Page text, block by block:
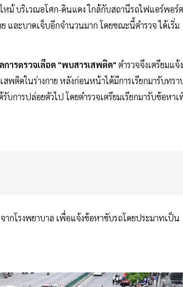
บริเวณอโศก-ดินแดง ใกล้กับสถานีรถไฟแอร์พอร์ต
และบาดเจ็บอีกจำนวนมาก โดยขณะนี้ตำรวจ ได้เริ่ม
ารตรวจเลือด "พบสารเสพติด" ตำรวจจึงเตรียมแจ้ง
ติดในร่างกาย หลังก่อนหน้าได้มีการเรียกมารับทรา
การปล่อยตัวไป โดยตำรวจเตรียมเรียกมารับข้อหา
กโรงพยาบาล เพื่อแจ้งข้อหาขับรถโดยประมาทเป็น